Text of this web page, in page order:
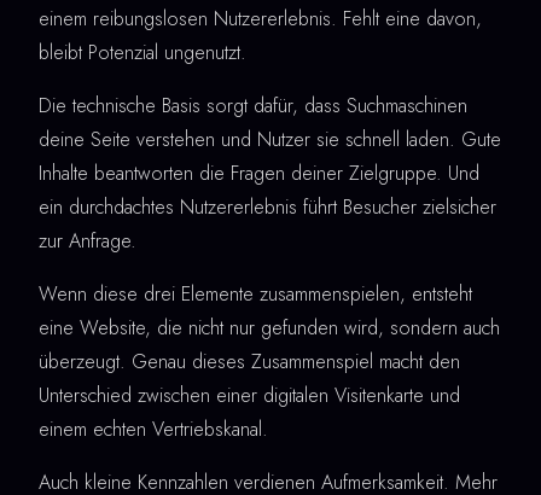
einem reibungslosen Nutzererlebnis. Fehlt eine davon,
bleibt Potenzial ungenutzt.
Die technische Basis sorgt dafür, dass Suchmaschinen
deine Seite verstehen und Nutzer sie schnell laden. Gute
Inhalte beantworten die Fragen deiner Zielgruppe. Und
ein durchdachtes Nutzererlebnis führt Besucher zielsicher
zur Anfrage.
Wenn diese drei Elemente zusammenspielen, entsteht
eine Website, die nicht nur gefunden wird, sondern auch
überzeugt. Genau dieses Zusammenspiel macht den
Unterschied zwischen einer digitalen Visitenkarte und
einem echten Vertriebskanal.
Auch kleine Kennzahlen verdienen Aufmerksamkeit. Mehr